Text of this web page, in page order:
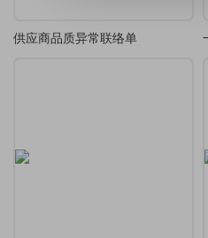
供应商品质异常联络单